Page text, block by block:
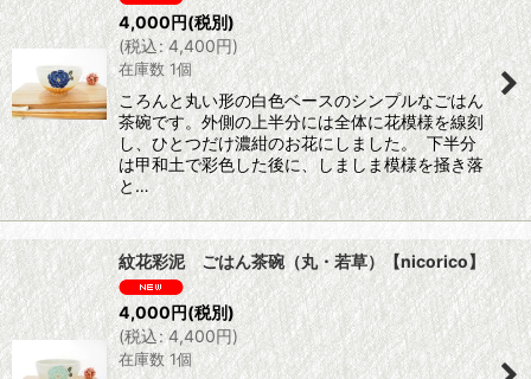
4,000円(税別)
(税込: 4,400円)
在庫数 1個
ころんと丸い形の白色ベースのシンプルなごはん
茶碗です。外側の上半分には全体に花模様を線刻
し、ひとつだけ濃紺のお花にしました。 下半分
は甲和土で彩色した後に、しましま模様を掻き落
と…
紋花彩泥 ごはん茶碗（丸・若草）【nicorico】
4,000 円(税別)
(税込: 4,400円)
在庫数 1個